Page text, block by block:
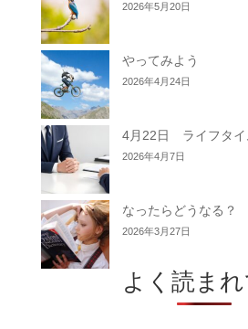
2026年5月20日
やってみよう
2026年4月24日
4月22日 ライフタイ
2026年4月7日
なったらどうなる？
2026年3月27日
よく読ま